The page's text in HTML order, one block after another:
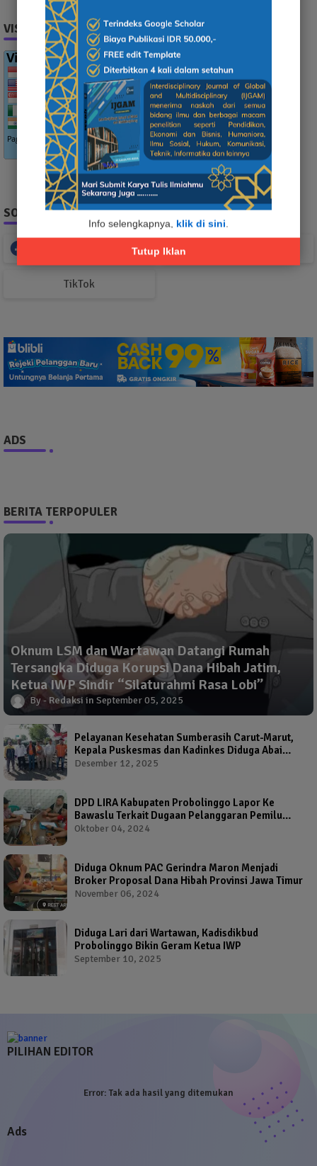
Info selengkapnya, klik di sini
Tutup Iklan
VISITOR
SOCIAL PLUGIN
TikTok
ADS
BERITA TERPOPULER
Oknum LSM dan Wartawan Datangi Rumah
Tersangka Diduga Korupsi Dana Hibah Jatim,
Ketua IWP Sindir “Silaturahmi Rasa Lobi”
Redaksi September 05, 2025
Pelayanan Kesehatan Sumberasih Carut-Marut,
Kepala Puskesmas dan Kadinkes Diduga Abai
Warga Jadi Korban
Desember 12, 2025
DPD LIRA Kabupaten Probolinggo Lapor Ke
Bawaslu Terkait Dugaan Pelanggaran Pemilu
Oleh Salah Satu Calon Wakil Bupati Probolinggo
Oktober 04, 2024
Diduga Oknum PAC Gerindra Maron Menjadi
Broker Proposal Dana Hibah Provinsi Jawa Timur
November 06, 2024
Diduga Lari dari Wartawan, Kadisdikbud
Probolinggo Bikin Geram Ketua IWP
September 10, 2025
PILIHAN EDITOR
Error:Tak ada hasil yang ditemukan
Ads